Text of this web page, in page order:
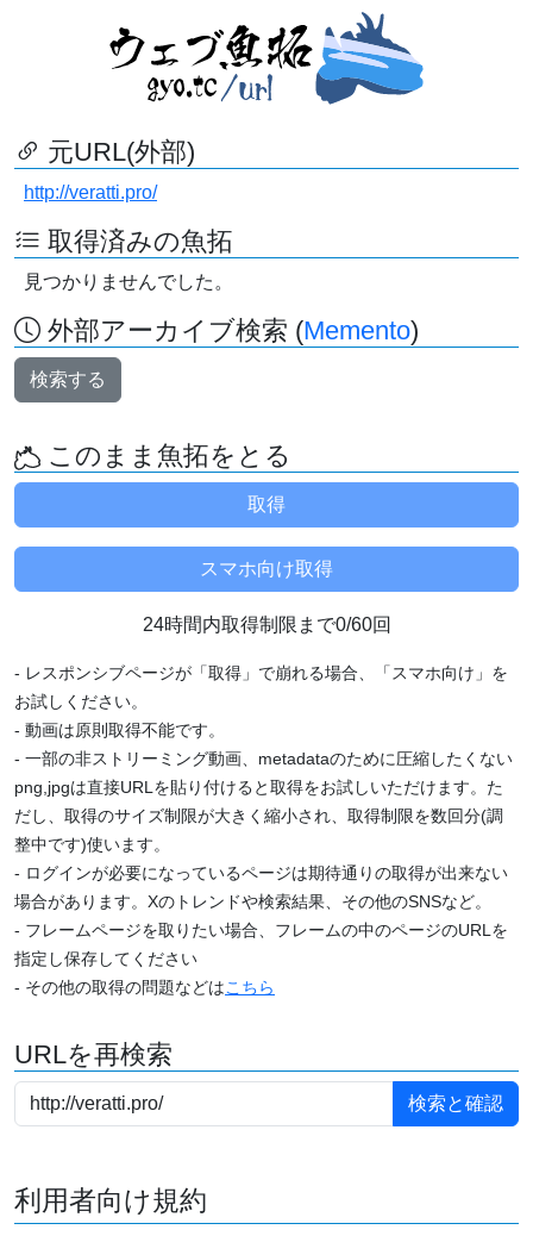
元URL(外部)
http://veratti.pro/
取得済みの魚拓
見つかりませんでした。
外部アーカイブ検索 (Memento)
検索する
このまま魚拓をとる
24時間内取得制限まで0/60回
- レスポンシブページが「取得」で崩れる場合、「スマホ向け」を
お試しください。
- 動画は原則取得不能です。
- 一部の非ストリーミング動画、metadataのために圧縮したくない
png,jpgは直接URLを貼り付けると取得をお試しいただけます。た
だし、取得のサイズ制限が大きく縮小され、取得制限を数回分(調
整中です)使います。
- ログインが必要になっているページは期待通りの取得が出来ない
場合があります。Xのトレンドや検索結果、その他のSNSなど。
- フレームページを取りたい場合、フレームの中のページのURLを
指定し保存してください
- その他の取得の問題などはこちら
URLを再検索
利用者向け規約